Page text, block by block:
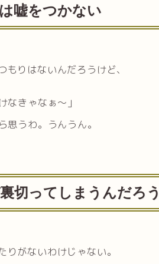
嘘をつかない
もりはないんだろうけど、
なきゃなぁ〜」
思うわ。うんうん。
切ってしまうんだろ
りがないわけじゃない。